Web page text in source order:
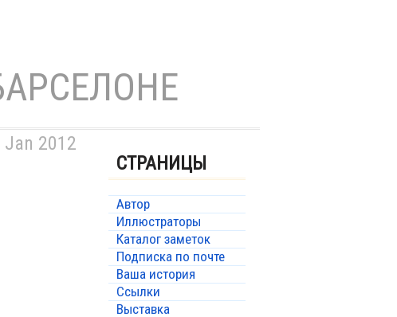
Jan 2012
СТРАНИЦЫ
Автор
Иллюстраторы
Каталог заметок
Подписка по почте
Ваша история
Ссылки
Выставка